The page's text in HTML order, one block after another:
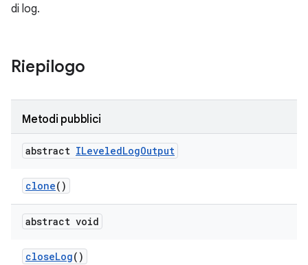
di log.
Riepilogo
Metodi pubblici
abstract ILeveledLogOutput
clone()
abstract void
closeLog()